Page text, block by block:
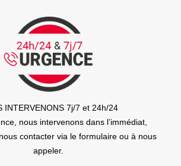
INTERVENONS 7j/7 et 24h/24
nous intervenons dans l’immédiat,
contacter via le formulaire ou à nous
appeler.